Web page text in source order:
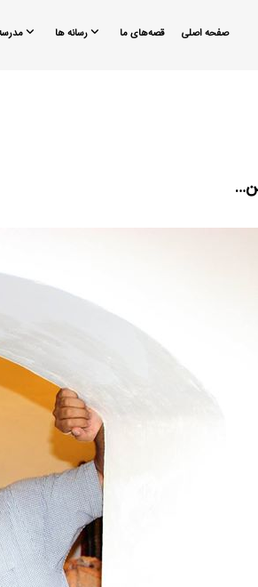
صفحه اصلی قصه‌های ما رسانه ها